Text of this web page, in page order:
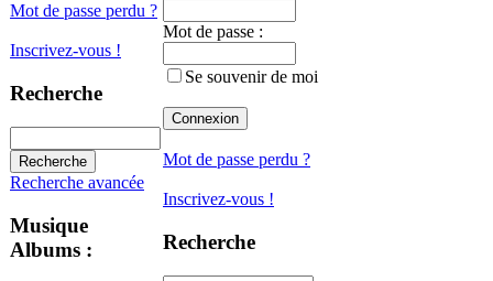
Mot de passe perdu ?
Inscrivez-vous !
Recherche
Recherche avancée
Musique
Albums :
Mot de passe :
Se souvenir de moi
Mot de passe perdu ?
Inscrivez-vous !
Recherche